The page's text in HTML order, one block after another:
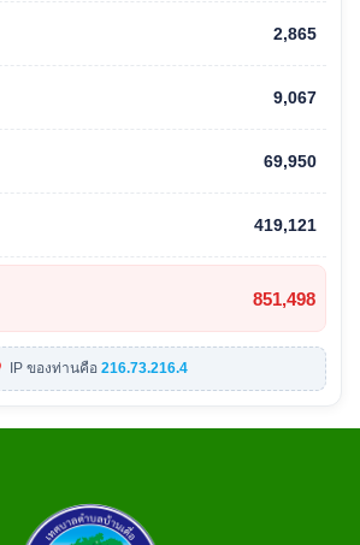
2,865
9,067
69,950
419,121
851,498
IP ของท่านคือ 216.73.216.4